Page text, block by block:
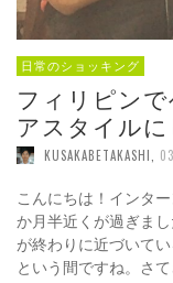
日常のショッキング
フィリピン
アスタイルに
KUSAKABETAKASHI
こんにちは！インタ
か月半近くが過ぎま
が終わりに近づいて
という間ですね。さ